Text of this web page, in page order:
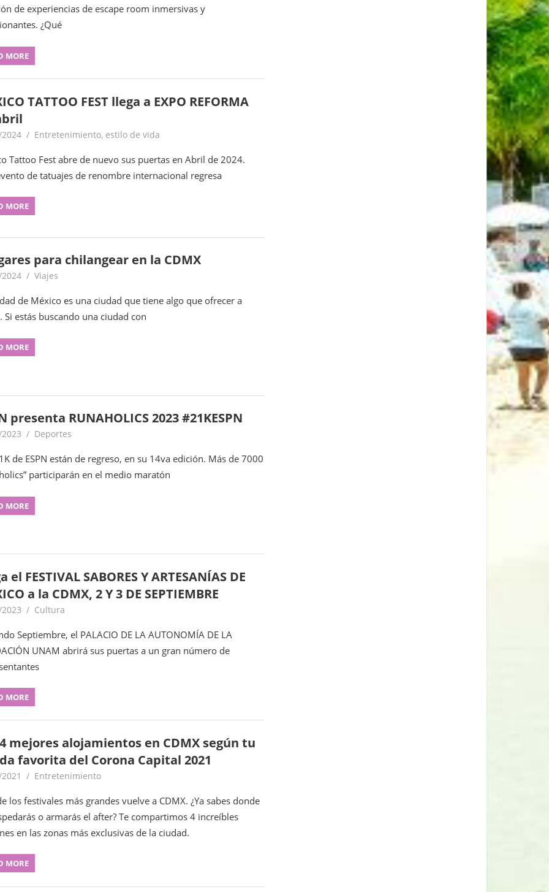
de experiencias de escape room inmersivas y
¿Qué
MORE
TATTOO FEST llega a EXPO REFORMA
goodtripmx
Entretenimiento, estilo de vida
Tattoo Fest abre de nuevo sus puertas en Abril de 2024.
de tatuajes de renombre internacional regresa
MORE
para chilangear en la CDMX
goodtripmx
Viajes
de México es una ciudad que tiene algo que ofrecer a
Si estás buscando una ciudad con
MORE
presenta RUNAHOLICS 2023 #21KESPN
goodtripmx
Deportes
de ESPN están de regreso, en su 14va edición. Más de 7000
participarán en el medio maratón
MORE
el FESTIVAL SABORES Y ARTESANÍAS DE
a la CDMX, 2 Y 3 DE SEPTIEMBRE
goodtripmx
Cultura
Septiembre, el PALACIO DE LA AUTONOMÍA DE LA
UNAM abrirá sus puertas a un gran número de
MORE
mejores alojamientos en CDMX según tu
favorita del Corona Capital 2021
goodtripmx
Entretenimiento
los festivales más grandes vuelve a CDMX. ¿Ya sabes donde
o armarás el after? Te compartimos 4 increíbles
en las zonas más exclusivas de la ciudad.
MORE